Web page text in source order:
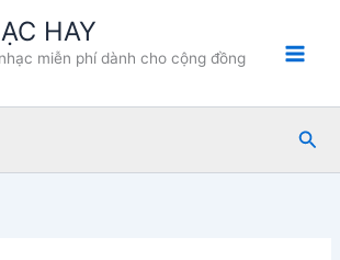
HAY
miễn phí dành cho cộng đồng
Tìm